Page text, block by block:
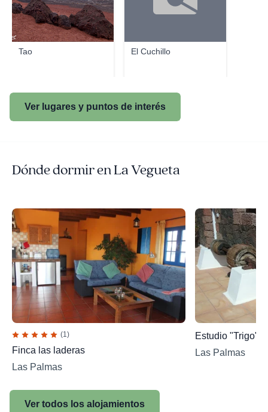
Tao El Cuchillo
Ver lugares y puntos de interés
Dónde dormir en La Vegueta
(1)
Finca las laderas
Las Palmas
Estudio "Trigo"
Las Palmas
Ver todos los alojamientos